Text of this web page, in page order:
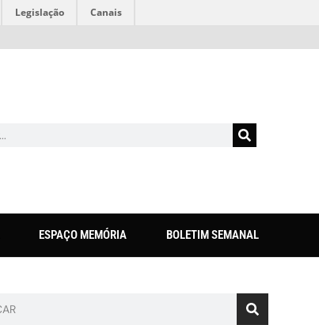
Legislação Canais
ESPAÇO MEMÓRIA BOLETIM SEMANAL